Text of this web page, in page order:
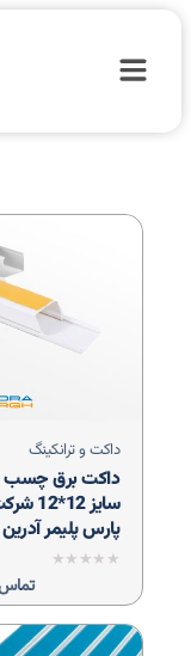
داکت و ترانکینگ
داکت برق چسب
سایز
پارس پلیمر آدرین
0
از
5
تماس